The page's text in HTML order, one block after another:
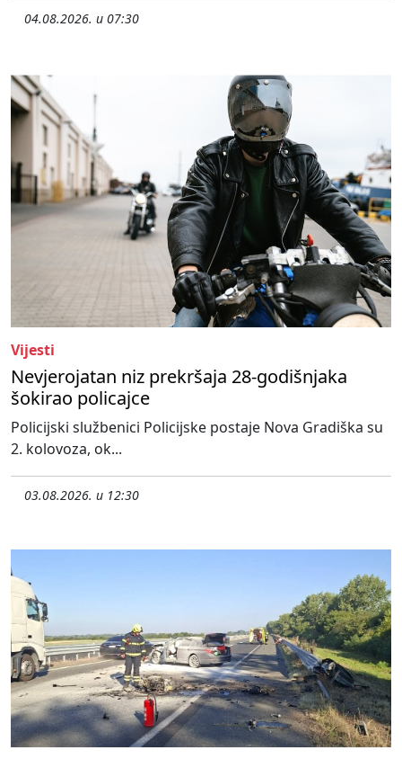
04.08.2026. u 07:30
Vijesti
Nevjerojatan niz prekršaja 28-godišnjaka
šokirao policajce
Policijski službenici Policijske postaje Nova Gradiška su
2. kolovoza, ok...
03.08.2026. u 12:30